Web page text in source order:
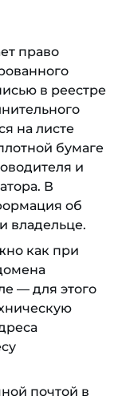
право
в реестре
на листе
бумаге
и
В
об
владельце.
как при
— для этого
почтой в